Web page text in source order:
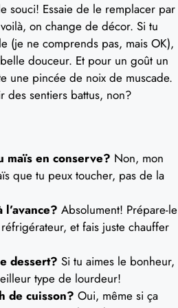
souci! Essaie de le remplacer par
on change de décor. Si tu
(je ne comprends pas, mais OK),
douceur. Et pour un goût un
une pincée de noix de muscade.
des sentiers battus, non?
maïs en conserve? Non, mon
que tu peux toucher, pas de la
Absolument! Prépare-le
et fais juste chauffer
dessert? Si tu aimes le bonheur,
type de lourdeur!
de cuisson? Oui, même si ça